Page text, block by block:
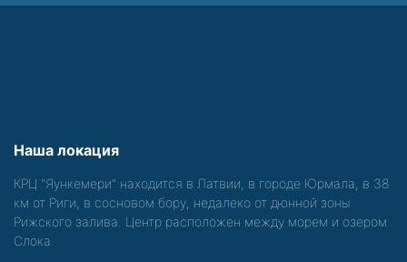
Наша локация
КРЦ "Яункемери" находится в Латвии, в городе Юрмала, в 38
км от Риги, в сосновом бору, недалеко от дюнной зоны
Рижского залива. Центр расположен между морем и озером
Слока.